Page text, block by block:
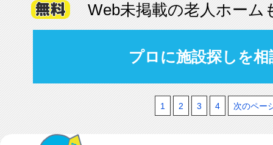
Web未掲載の老人ホーム
プロに施設探しを
1 2 3 4 次のペー